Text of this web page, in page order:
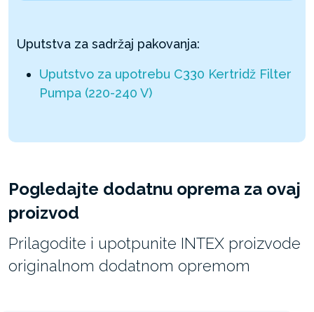
Uputstva za sadržaj pakovanja:
Uputstvo za upotrebu C330 Kertridž Filter
Pumpa (220-240 V)
Pogledajte dodatnu oprema za ovaj
proizvod
Prilagodite i upotpunite INTEX proizvode
originalnom dodatnom opremom